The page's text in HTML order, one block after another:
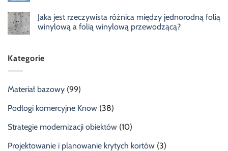
Jaka jest rzeczywista różnica między jednorodną folią
winylową a folią winylową przewodzącą?
Kategorie
Materiał bazowy (99)
Podłogi komercyjne Know (38)
Strategie modernizacji obiektów (10)
Projektowanie i planowanie krytych kortów (3)